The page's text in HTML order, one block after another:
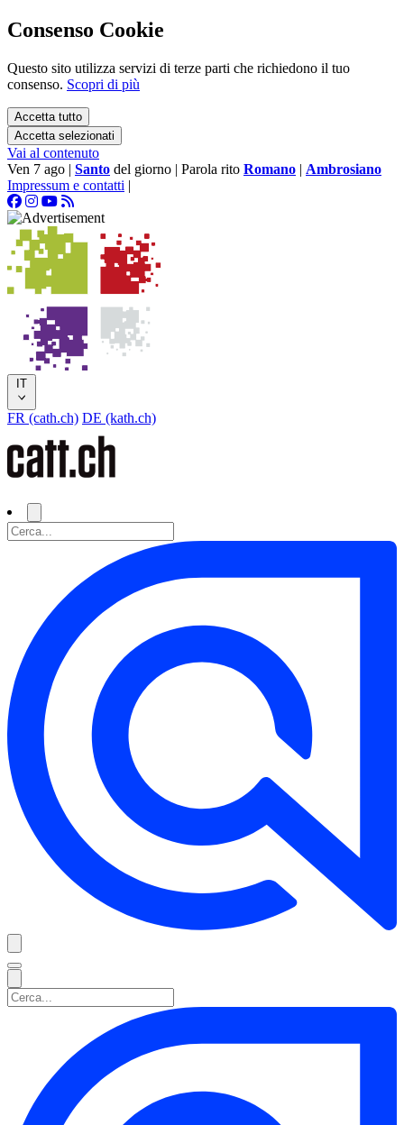
Consenso Cookie
Questo sito utilizza servizi di terze parti che richiedono il tuo
consenso. Scopri di più
Accetta tutto
Accetta selezionati
Vai al contenuto
Ven 7 ago | Santo del giorno | Parola rito Romano | Ambrosiano
Impressum e contatti |
IT
FR (cath.ch) DE (kath.ch)